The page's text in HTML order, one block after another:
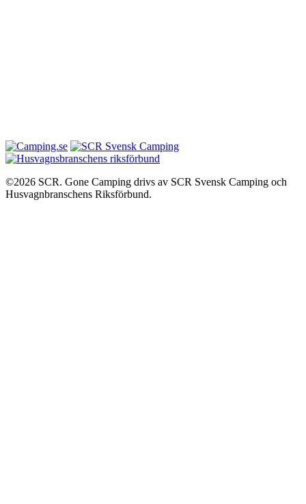
©2026 SCR. Gone Camping drivs av SCR Svensk Camping och
Husvagnbranschens Riksförbund.